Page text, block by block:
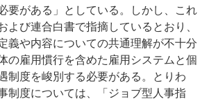
要がある」としている。しかし、これ
よび連合白書で指摘しているとおり、
義や内容についての共通理解が不十分
の雇用慣行を含めた雇用システムと個
制度を峻別する必要がある。とりわ
制度については、「ジョブ型人事指